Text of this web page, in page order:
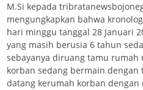
M.Si kepada
mengungkapkan bahwa
hari minggu tanggal 28 Januari
yang masih berusia 6 tahun
sebayanya diruang tamu
korban sedang bermain
datang kerumah korban